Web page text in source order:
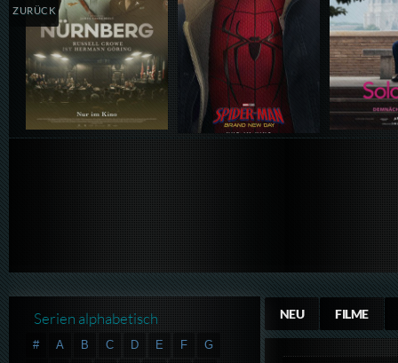
ZURÜCK
NEU FILME
Serien alphabetisch
# A B C D E F
G